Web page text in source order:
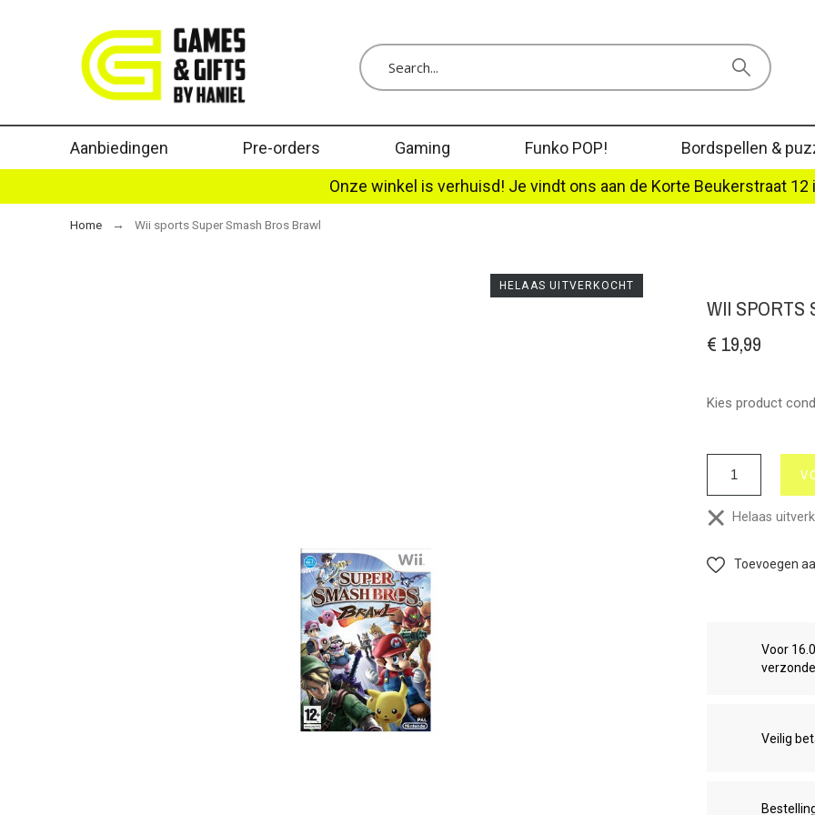
Aanbiedingen Pre-orders Gaming Funko POP!
Bordspellen &
Onze winkel is verhuisd! Je vindt ons aan de Korte Beukerstraat 12
Home Wii sports Super Smash Bros Brawl
HELAAS UITVERKOCHT
WII SPORTS
€ 19,99
Kies product
Helaas
Toevoegen
Voor
Veilig